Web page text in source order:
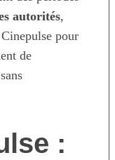
autorités,
pour
de
:
repas et ses
il fait chaud